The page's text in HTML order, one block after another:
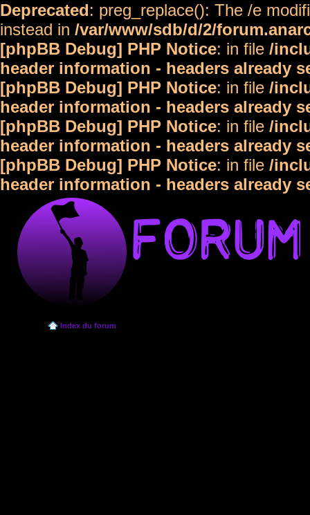
Deprecated: preg_replace(): The /e
instead in /var/www/sdb/d/2/
[phpBB Debug] PHP Notice: in file /
header information - headers already
[phpBB Debug] PHP Notice: in file /
header information - headers already
[phpBB Debug] PHP Notice: in file /
header information - headers already
[phpBB Debug] PHP Notice: in file /
header information - headers already
Index du forum